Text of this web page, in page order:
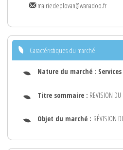
mairiedeplovan@wanadoo.fr
Caractéristiques du marché
Nature du marché : Services
Titre sommaire : REVISION
Objet du marché : RÉVISION